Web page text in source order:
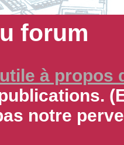
forum
à propos
notre